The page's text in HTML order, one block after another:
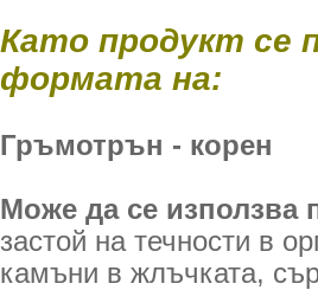
Като продукт се
формата на:
Гръмотрън - корен
Може да се използва
застой на течности в
камъни в жлъчката,